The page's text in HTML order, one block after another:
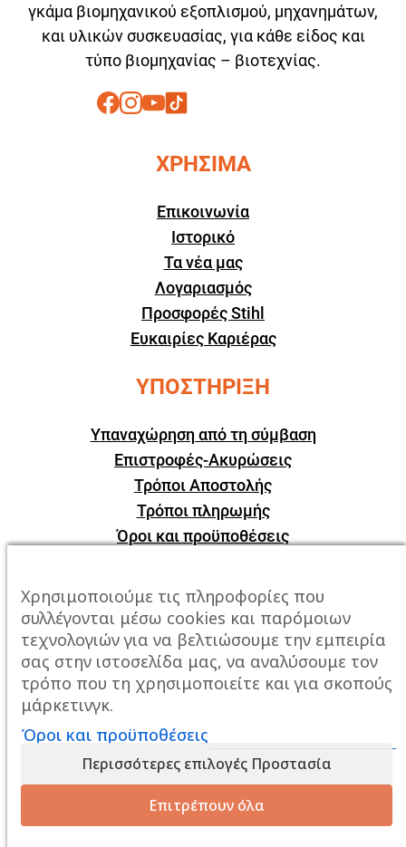
γκάμα βιομηχανικού εξοπλισμού, μηχανημάτων,
και υλικών συσκευασίας, για κάθε είδος και
τύπο βιομηχανίας – βιοτεχνίας.
ΧΡΗΣΙΜΑ
Επικοινωνία
Ιστορικό
Τα νέα μας
Λογαριασμός
Προσφορές Stihl
Ευκαιρίες Καριέρας
ΥΠΟΣΤΗΡΙΞΗ
Υπαναχώρηση από τη σύμβαση
Επιστροφές-Ακυρώσεις
Τρόποι Αποστολής
Τρόποι πληρωμής
Όροι και προϋποθέσεις
ΕΠΙΚΟΙΝΩΝΙΑ
Πόλη: Καβάλα, Σταυρός Αμυγδαλεώνα
Τηλέφωνο:2510247678
Web-Mate
Χρησιμοποιούμε τις πληροφορίες που
συλλέγονται μέσω cookies και παρόμοιων
τεχνολογιών για να βελτιώσουμε την εμπειρία
σας στην ιστοσελίδα μας, να αναλύσουμε τον
τρόπο που τη χρησιμοποιείτε και για σκοπούς
μάρκετινγκ.
Όροι και προϋποθέσεις
Περισσότερες επιλογές Προστασία
Επιτρέπουν όλα